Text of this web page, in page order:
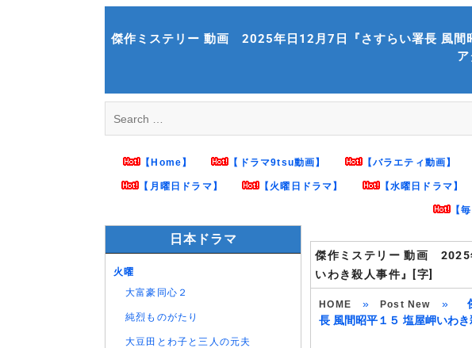
傑作ミステリー 動画 2025年日12月7日『さすらい署長 風
for:
【Home】 【ドラマ9tsu動画】 【バラエティ動画】
【月曜日ドラマ】 【火曜日ドラマ】 【水曜日ドラマ】
【毎
傑作ミステリー 動画 2025
いわき殺人事件』[字]
HOME » Post New »
長 風間昭平１５ 塩屋岬いわ
日本ドラマ
火曜
大富豪同心２
純烈ものがたり
大豆田とわ子と三人の元夫